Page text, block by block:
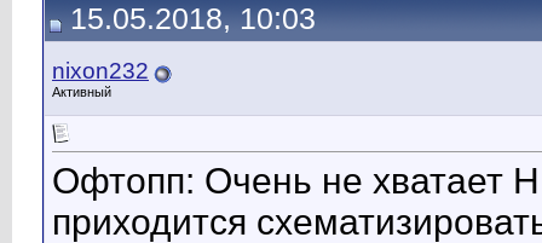
15.05.2018, 10:03
nixon232
Активный
Офтопп: Очень не хватает
приходится